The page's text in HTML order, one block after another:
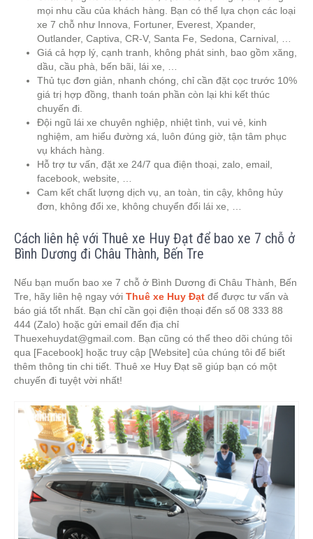
mọi nhu cầu của khách hàng. Bạn có thể lựa chọn các loại
xe 7 chỗ như Innova, Fortuner, Everest, Xpander,
Outlander, Captiva, CR-V, Santa Fe, Sedona, Carnival, …
Giá cả hợp lý, cạnh tranh, không phát sinh, bao gồm xăng,
dầu, cầu phà, bến bãi, lái xe, …
Thủ tục đơn giản, nhanh chóng, chỉ cần đặt cọc trước 10%
giá trị hợp đồng, thanh toán phần còn lại khi kết thúc
chuyến đi.
Đội ngũ lái xe chuyên nghiệp, nhiệt tình, vui vẻ, kinh
nghiệm, am hiểu đường xá, luôn đúng giờ, tận tâm phục
vụ khách hàng.
Hỗ trợ tư vấn, đặt xe 24/7 qua điện thoại, zalo, email,
facebook, website, …
Cam kết chất lượng dịch vụ, an toàn, tin cậy, không hủy
đơn, không đổi xe, không chuyển đổi lái xe, …
Cách liên hệ với Thuê xe Huy Đạt để bao xe 7 chỗ ở
Bình Dương đi Châu Thành, Bến Tre
Nếu bạn muốn bao xe 7 chỗ ở Bình Dương đi Châu Thành, Bến
Tre, hãy liên hệ ngay với Thuê xe Huy Đạt để được tư vấn và
báo giá tốt nhất. Bạn chỉ cần gọi điện thoại đến số 08 333 88
444 (Zalo) hoặc gửi email đến địa chỉ
Thuexehuydat@gmail.com . Bạn cũng có thể theo dõi chúng tôi
qua [Facebook] hoặc truy cập [Website] của chúng tôi để biết
thêm thông tin chi tiết. Thuê xe Huy Đạt sẽ giúp bạn có một
chuyến đi tuyệt vời nhất!